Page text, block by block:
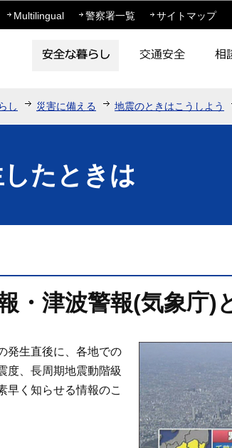
このページの
Multilingual 警察署一覧 サイトマップ
し 災害に備える 地震のときはこうしよう
たときは
・津波警報(気象庁)
発生直後に、各地での
度、長周期地震動階級
早く知らせる情報のこ